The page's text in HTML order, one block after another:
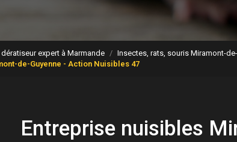
Chenilles
expert à Marmande
Insectes, rats, souris Miramont-
de-Guyenne - Action Nuisibles 47
Entreprise nuisibles